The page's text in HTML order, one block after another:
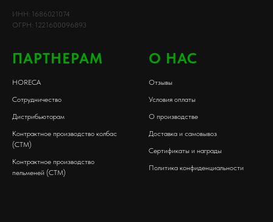
ИНН: 1686021074
ОГРН: 1221600096893
ПАРТНЕРАМ
HORECA
Сотрудничество
Дистрибьюторам
Контрактное производство колбас
(СТМ)
Контрактное производство
пельменей (СТМ)
О НАС
Отзывы
Условия оплаты
О производстве
Доставка и самовывоз
Сертификаты и награды
Политика конфиденциальности